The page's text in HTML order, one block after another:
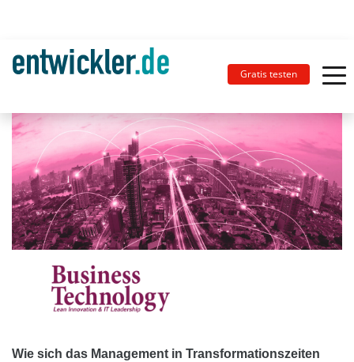
Gratis testen
Wie sich das Management in Transformationszeiten